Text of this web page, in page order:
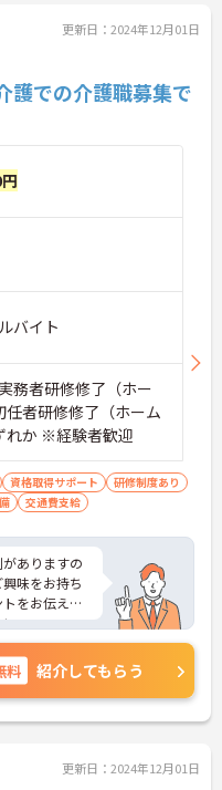
更新日：2024年12月01日
護での介護職募集で
バイト
務者研修修了（ホー
者研修修了（ホーム
れか ※経験者歓迎
資格取得サポート
研修制度あり
交通費支給
ありますの
味をお持ち
をお伝えし
い。
料 紹介してもらう
更新日：2024年12月01日